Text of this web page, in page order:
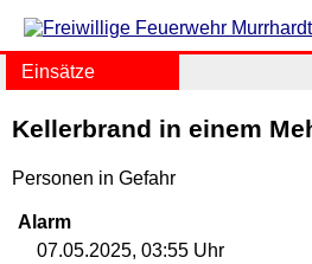
Einsätze
Kellerbrand in einem
Personen in Gefahr
Alarm
07.05.2025, 03:55 Uhr